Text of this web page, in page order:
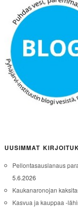
UUSIMMAT
Pellontasauslanaus
5.6.2026
Kaukanaronojan
Kasvua ja kauppaa -